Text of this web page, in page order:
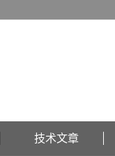
技术文章